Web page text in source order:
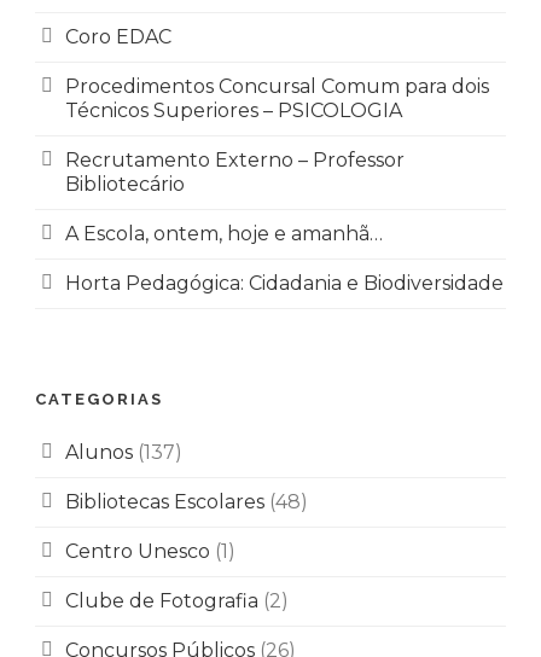
Coro EDAC
Procedimentos Concursal Comum para dois
Técnicos Superiores – PSICOLOGIA
Recrutamento Externo – Professor
Bibliotecário
A Escola, ontem, hoje e amanhã…
Horta Pedagógica: Cidadania e Biodiversidade
CATEGORIAS
Alunos (137)
Bibliotecas Escolares (48)
Centro Unesco (1)
Clube de Fotografia (2)
Concursos Públicos (26)